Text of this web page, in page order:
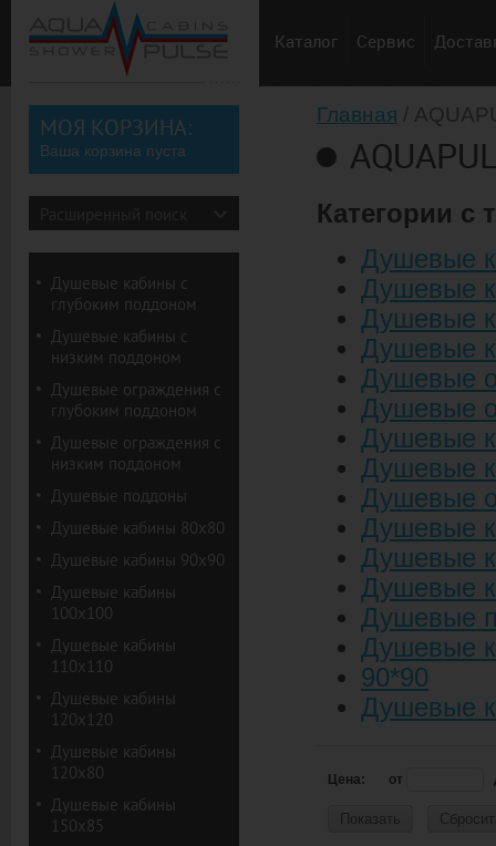
Каталог Сервис
Главная /
Категории с
Душевые
Душевые
Душевые
Душевые
Душевые
Душевые
Душевые
Душевые
Душевые
Душевые
Душевые
Душевые
Душевые
Душевые
90*90
Душевые
Цена: от
Показать
МОЯ КОРЗИНА:
Ваша корзина пуста
Душевые кабины с
глубоким поддоном
Душевые кабины с
низким поддоном
Душевые ограждения с
глубоким поддоном
Душевые ограждения с
низким поддоном
Душевые поддоны
Душевые кабины 80х80
Душевые кабины 90х90
Душевые кабины
100х100
Душевые кабины
110х110
Душевые кабины
120х120
Душевые кабины
120х80
Душевые кабины
150х85